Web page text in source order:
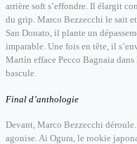
arrière soft s’effondre. Il élargit
du grip. Marco Bezzecchi le sait
San Donato, il plante un
imparable. Une fois en tête, il
Martín efface Pecco Bagnaia
bascule.
Final d’anthologie
Devant, Marco Bezzecchi déroule.
agonise. Ai Ogura, le rookie